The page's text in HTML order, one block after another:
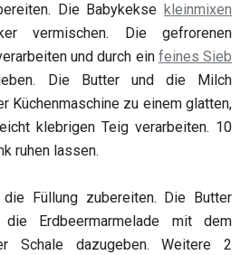
Die Babykekse kleinmixen
vermischen. Die gefrorenen
und durch ein feines Sieb
Die Butter und die Milch
Küchenmaschine zu einem glatten,
klebrigen Teig verarbeiten. 10
ruhen lassen.
Füllung zubereiten. Die Butter
die Erdbeermarmelade mit dem
Schale dazugeben. Weitere 2